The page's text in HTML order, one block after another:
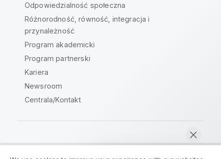
Odpowiedzialność społeczna
Różnorodność, równość, integracja i
przynależność
Program akademicki
Program partnerski
Kariera
Newsroom
Centrala/Kontakt